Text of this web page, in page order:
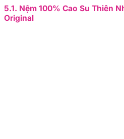
5.1. Nệm 100% Cao Su Thiên
Original